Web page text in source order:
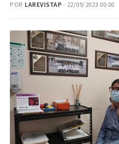
POR LAREVISTAP · 22/09/2023 00:00